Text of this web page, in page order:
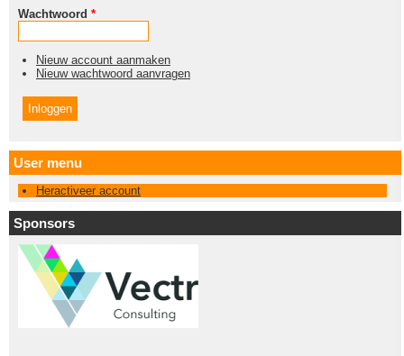
Wachtwoord *
Nieuw account aanmaken
Nieuw wachtwoord aanvragen
User menu
Heractiveer account
Sponsors